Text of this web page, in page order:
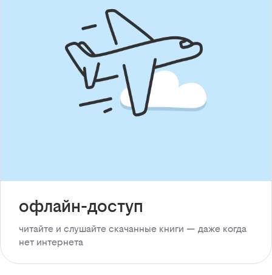
офлайн-доступ
читайте и слушайте скачанные книги — даже когда
нет интернета